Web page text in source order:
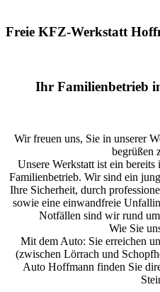
Freie KFZ-Werkstatt
Ihr Familienbetrieb
Wir freuen uns, Sie in unserer
begrüßen
Unsere Werkstatt ist ein
Familienbetrieb. Wir sind ein
Ihre Sicherheit, durch
sowie eine einwandfreie
Notfällen sind wir rund
Wie Sie
Mit dem Auto: Sie erreichen
(zwischen Lörrach und
Auto Hoffmann finden Sie